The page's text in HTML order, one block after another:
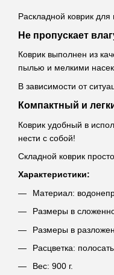
Раскладной коврик
Не пропускает
Коврик выполнен из
пылью и мелкими
В зависимости от
Компактный и
Коврик удобный в
нести с собой!
Складной коврик
Характеристики:
Материал:
Размеры в
Размеры в
Расцветка:
Вес: 900 г.